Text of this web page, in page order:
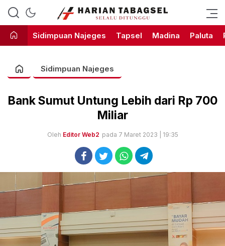
Harian Tabagsel
Harian Tabagsel Official Website
Sidimpuan Najeges
Tapsel Madina Paluta
Sidimpuan Najeges
Bank Sumut Untung Lebih dari Rp 700
Miliar
Oleh Editor Web2 pada 7 Maret 2023 | 19:35